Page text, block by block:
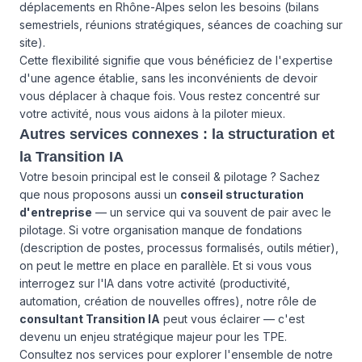
déplacements en Rhône-Alpes selon les besoins (bilans
semestriels, réunions stratégiques, séances de coaching sur
site).
Cette flexibilité signifie que vous bénéficiez de l'expertise
d'une agence établie, sans les inconvénients de devoir
vous déplacer à chaque fois. Vous restez concentré sur
votre activité, nous vous aidons à la piloter mieux.
Autres services connexes : la structuration et
la Transition IA
Votre besoin principal est le conseil & pilotage ? Sachez
que nous proposons aussi un conseil structuration
d'entreprise — un service qui va souvent de pair avec le
pilotage. Si votre organisation manque de fondations
(description de postes, processus formalisés, outils métier),
on peut le mettre en place en parallèle. Et si vous vous
interrogez sur l'IA dans votre activité (productivité,
automation, création de nouvelles offres), notre rôle de
consultant Transition IA peut vous éclairer — c'est
devenu un enjeu stratégique majeur pour les TPE.
Consultez nos services pour explorer l'ensemble de notre